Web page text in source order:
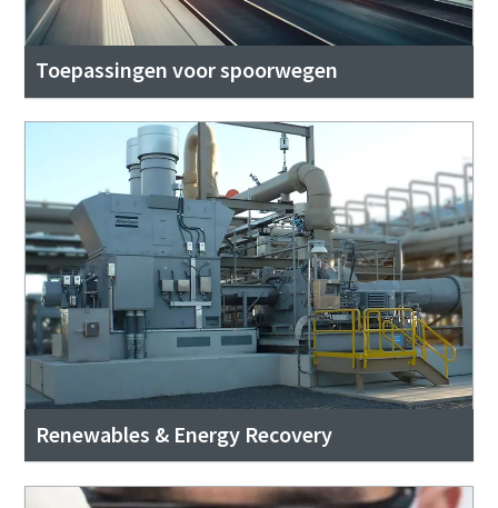
Toepassingen voor spoorwegen
Renewables & Energy Recovery